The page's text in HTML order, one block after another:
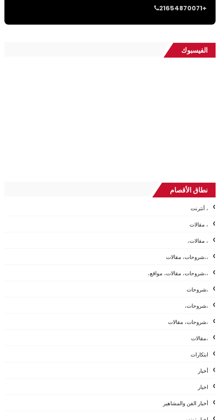
21654870071+
الفيسبوك
نطاق الأقصام
، أنترنت
، مقالات
، مقالات،
،،شروحات، مقالات
،،شروحات، مقالات، مواقع،
،شروحات
،شروحات،
،شروحات، مقالات
،مقالات
ابتكارات
أخبار
اخبار
أخبار الفن والمشاهير